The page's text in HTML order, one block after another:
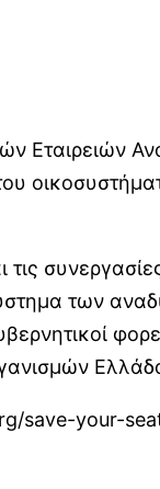
Εταιρειών
των
save-your-